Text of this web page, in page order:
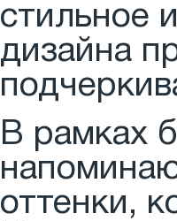
стильное
дизайна
В рамках
оттенки,